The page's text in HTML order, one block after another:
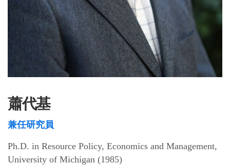
蕭代基
兼任研究員
Ph.D. in Resource Policy, Economics and Management,
University of Michigan (1985)